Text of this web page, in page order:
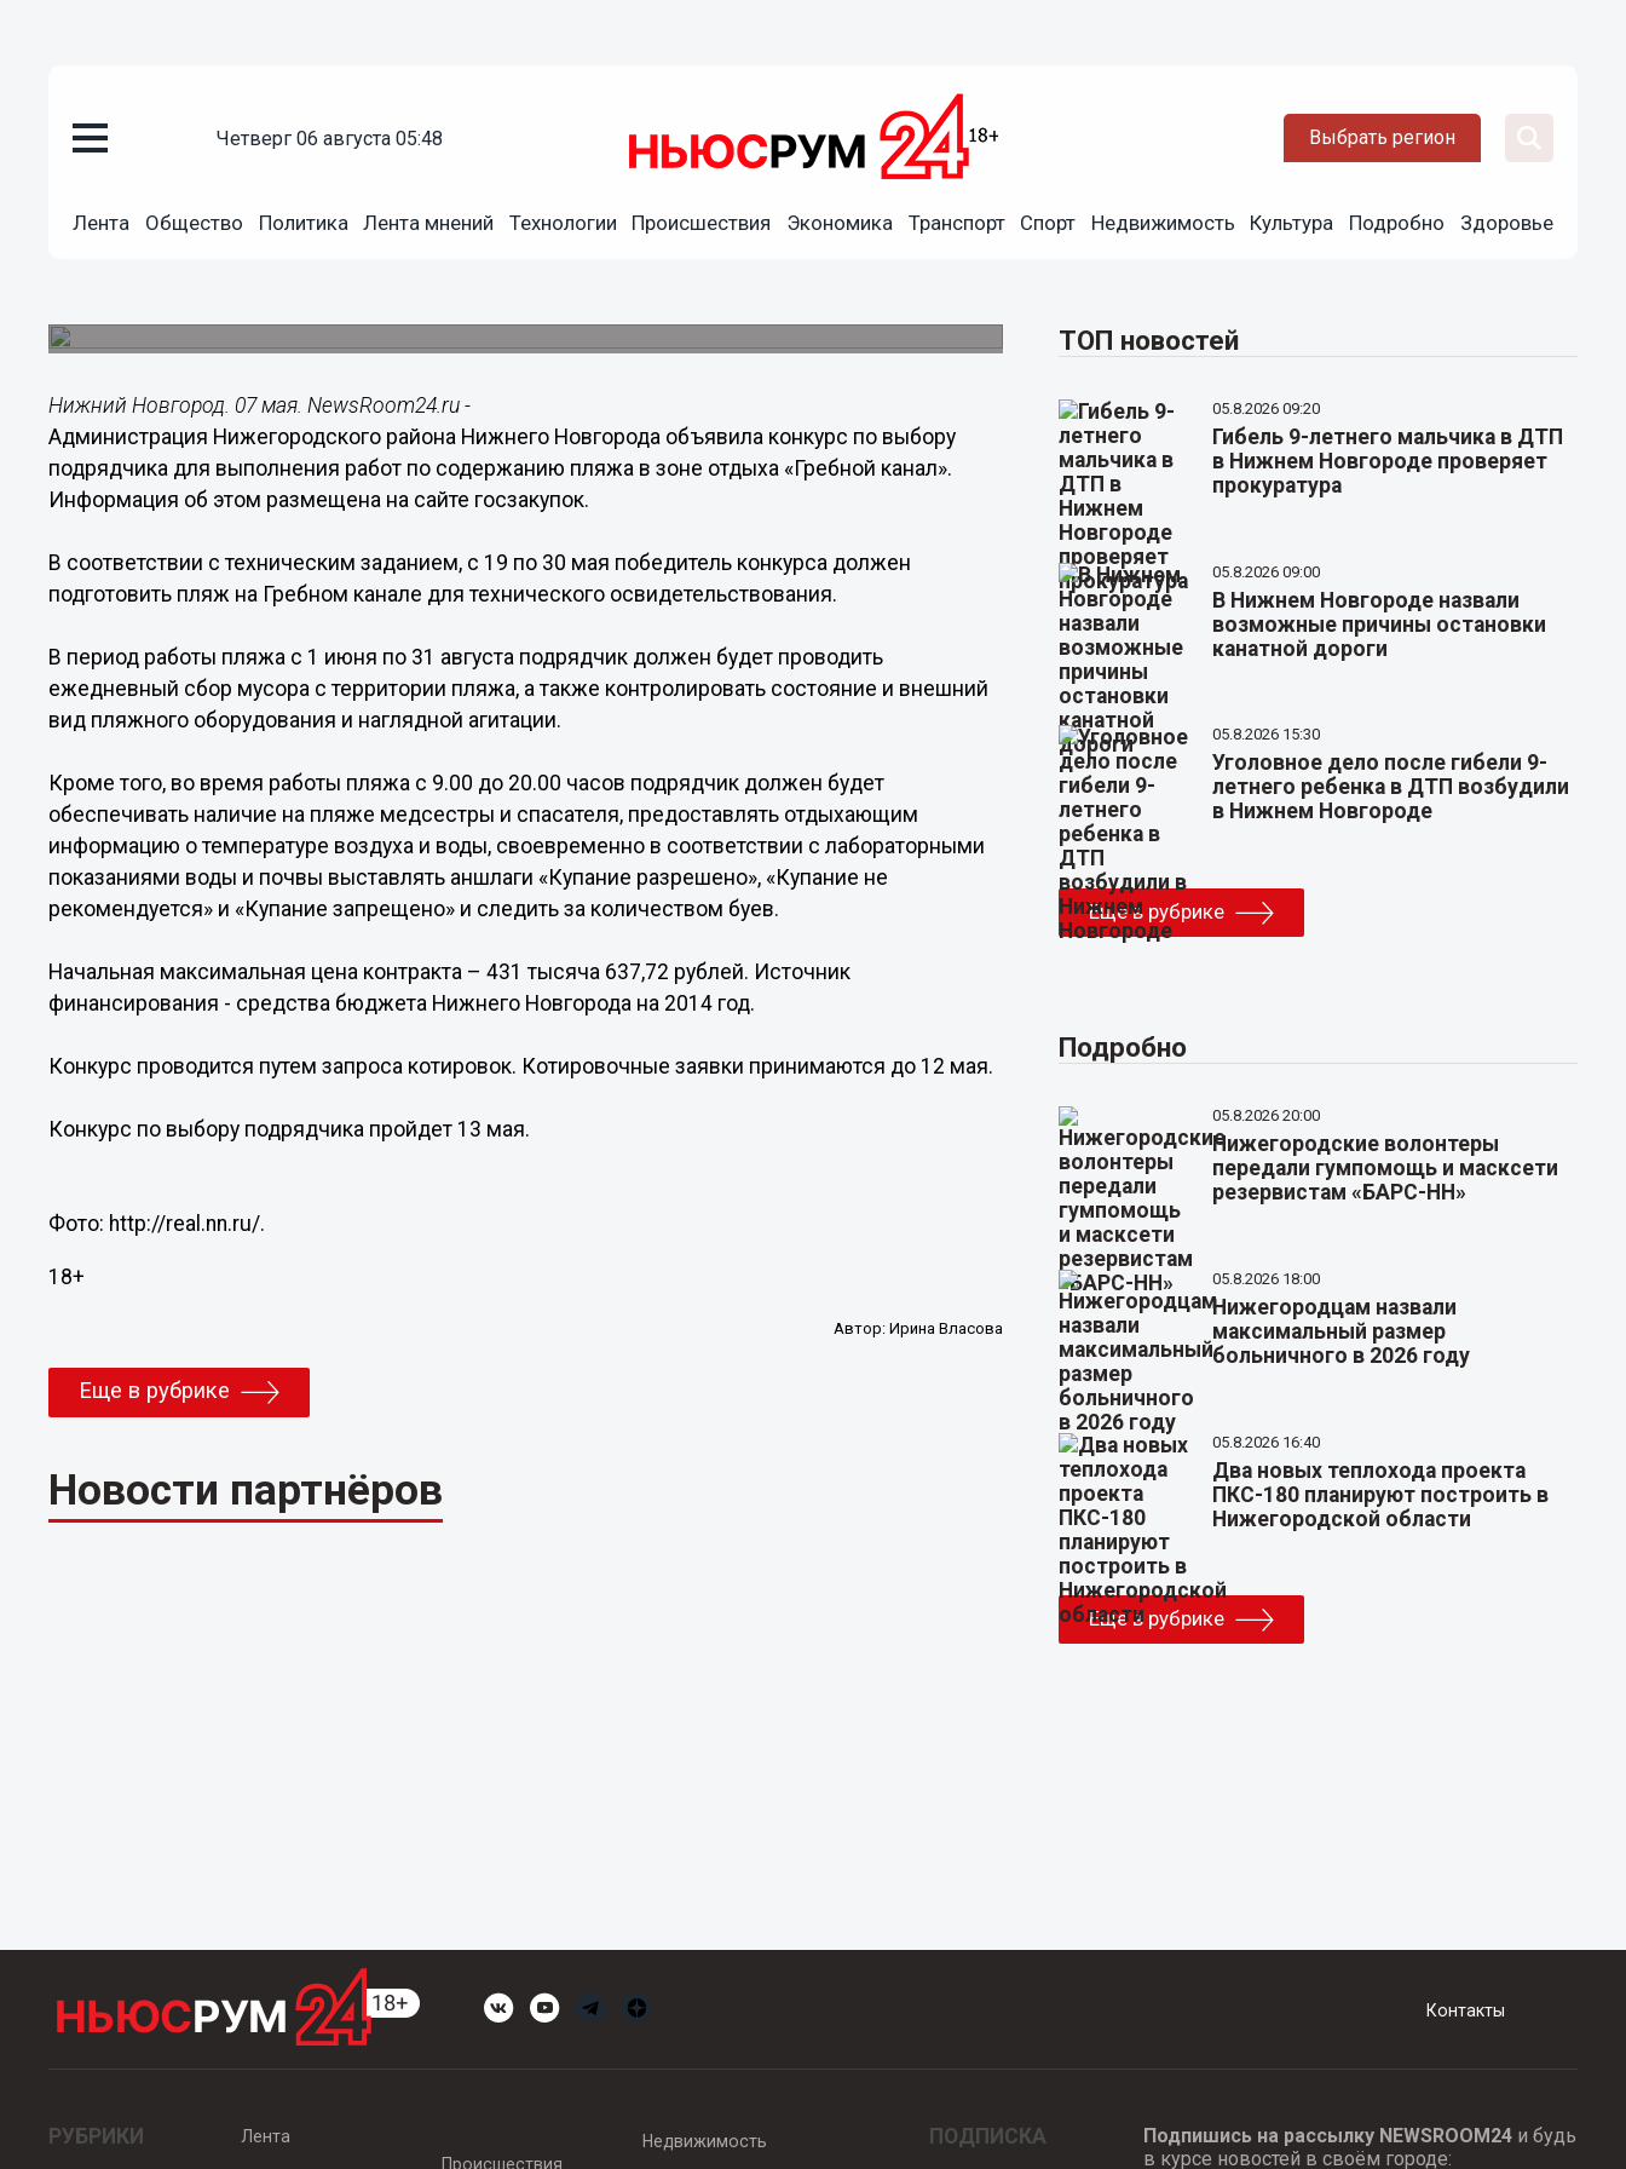
четверг 06 августа 05:48 Выбрать регион
Лента Общество Политика Лента мнений Технологии Происшествия Экономика Транспорт Спорт Недвижимость Культура Подробно Здоровье
Около 400 тысяч рублей будет потрачено на содержание
Нижний Новгород. 07 мая. NewsRoom24.ru -
Администрация Нижегородского района Нижнего Новгорода объявила конкурс по выбору
подрядчика для выполнения работ по содержанию пляжа в зоне отдыха «Гребной канал».
Информация об этом размещена на сайте госзакупок.
В соответствии с техническим заданием, с 19 по 30 мая победитель конкурса должен
подготовить пляж на Гребном канале для технического освидетельствования.
В период работы пляжа с 1 июня по 31 августа подрядчик должен будет проводить
ежедневный сбор мусора с территории пляжа, а также контролировать состояние и внешний
вид пляжного оборудования и наглядной агитации.
Кроме того, во время работы пляжа с 9.00 до 20.00 часов подрядчик должен будет
обеспечивать наличие на пляже медсестры и спасателя, предоставлять отдыхающим
информацию о температуре воздуха и воды, своевременно в соответствии с лабораторными
показаниями воды и почвы выставлять аншлаги «Купание разрешено», «Купание не
рекомендуется» и «Купание запрещено» и следить за количеством буев.
Начальная максимальная цена контракта – 431 тысяча 637,72 рублей. Источник
финансирования - средства бюджета Нижнего Новгорода на 2014 год.
Конкурс проводится путем запроса котировок. Котировочные заявки принимаются до 12 мая.
Конкурс по выбору подрядчика пройдет 13 мая.
Фото: http://real.nn.ru/.
18+
Автор: Ирина Власова
Еще в рубрике
Новости партнёров
ТОП новостей
05.8.2026 09:20
Гибель 9-летнего мальчика в ДТП
в Нижнем Новгороде проверяет
прокуратура
05.8.2026 09:00
В Нижнем Новгороде назвали
возможные причины остановки
канатной дороги
05.8.2026 15:30
Уголовное дело после гибели 9-
летнего ребенка в ДТП возбудили
в Нижнем Новгороде
Еще в рубрике
Подробно
05.8.2026 20:00
Нижегородские волонтеры
передали гумпомощь и масксети
резервистам «БАРС-НН»
05.8.2026 18:00
Нижегородцам назвали
максимальный размер
больничного в 2026 году
05.8.2026 16:40
Два новых теплохода проекта
ПКС-180 планируют построить в
Нижегородской области
Еще в рубрике
Контакты
РУБРИКИ
Лента
Происшествия
Недвижимость ПОДПИСКА Подпишись на рассылку NEWSROOM24и будь
в курсе новостей в своём городе: